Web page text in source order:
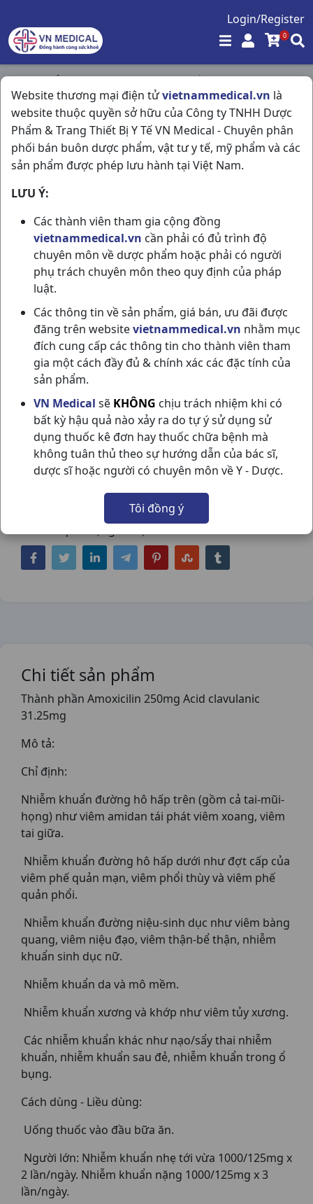
Login/Register
0
Website thương mại điện tửvietnammedical.vn là
website thuộc quyền sở hữu của Công ty TNHH Dược
Phẩm & Trang Thiết Bị Y Tế VN Medical - Chuyên phân
phối bán buôn dược phẩm, vật tư y tế, mỹ phẩm và các
sản phẩm được phép lưu hành tại Việt Nam.
LƯU Ý:
Các thành viên tham gia cộng đồng
vietnammedical.vn cần phải có đủ trình độ
chuyên môn về dược phẩm hoặc phải có người
phụ trách chuyên môn theo quy định của pháp
luật.
Các thông tin về sản phẩm, giá bán, ưu đãi được
đăng trên websitevietnammedical.vn nhằm mục
đích cung cấp các thông tin cho thành viên tham
gia một cách đầy đủ & chính xác các đặc tính của
sản phẩm.
VN Medical sẽ KHÔNG chịu trách nhiệm khi có
bất kỳ hậu quả nào xảy ra do tự ý sử dụng sử
dụng thuốc kê đơn hay thuốc chữa bệnh mà
không tuân thủ theo sự hướng dẫn của bác sĩ,
dược sĩ hoặc người có chuyên môn về Y - Dược.
Tôi đồng ý
Trang chủ / Kháng Sinh - Kháng Nấm - Kháng Virus /
Augmentin 250/31.25mg H12g Glasxo
AUGMENTIN 250/31.25MG H12G
GLASXO
NSX:Glasxo
Nhóm hàng:
Kháng Sinh - Kháng Nấm -
Chi tiết sản phẩm
Thành phần Amoxicilin 250mg Acid clavulanic
31.25mg
Mô tả:
Chỉ định:
Nhiễm khuẩn đường hô hấp trên (gồm cả tai-mũi-
họng) như viêm amidan tái phát viêm xoang, viêm
tai giữa.
Nhiễm khuẩn đường hô hấp dưới như đợt cấp của
viêm phế quản mạn, viêm phổi thùy và viêm phế
quản phổi.
Nhiễm khuẩn đường niệu-sinh dục như viêm bàng
quang, viêm niệu đạo, viêm thận-bể thận, nhiễm
khuẩn sinh dục nữ.
Nhiễm khuẩn da và mô mềm.
Nhiễm khuẩn xương và khớp như viêm tủy xương.
Các nhiễm khuẩn khác như nạo/sẩy thai nhiễm
khuẩn, nhiễm khuẩn sau đẻ, nhiễm khuẩn trong ổ
bụng.
Cách dùng - Liều dùng:
Uống thuốc vào đầu bữa ăn.
Người lớn: Nhiễm khuẩn nhẹ tới vừa 1000/125mg x
2 lần/ngày. Nhiễm khuẩn nặng 1000/125mg x 3
lần/ngày.